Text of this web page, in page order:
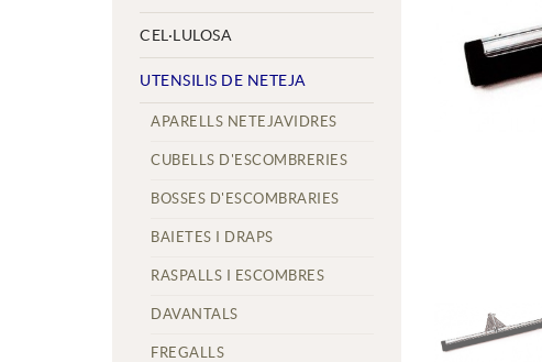
CEL·LULOSA
UTENSILIS DE NETEJA
APARELLS NETEJAVIDRES
CUBELLS D'ESCOMBRERIES
BOSSES D'ESCOMBRARIES
BAIETES I DRAPS
RASPALLS I ESCOMBRES
DAVANTALS
FREGALLS